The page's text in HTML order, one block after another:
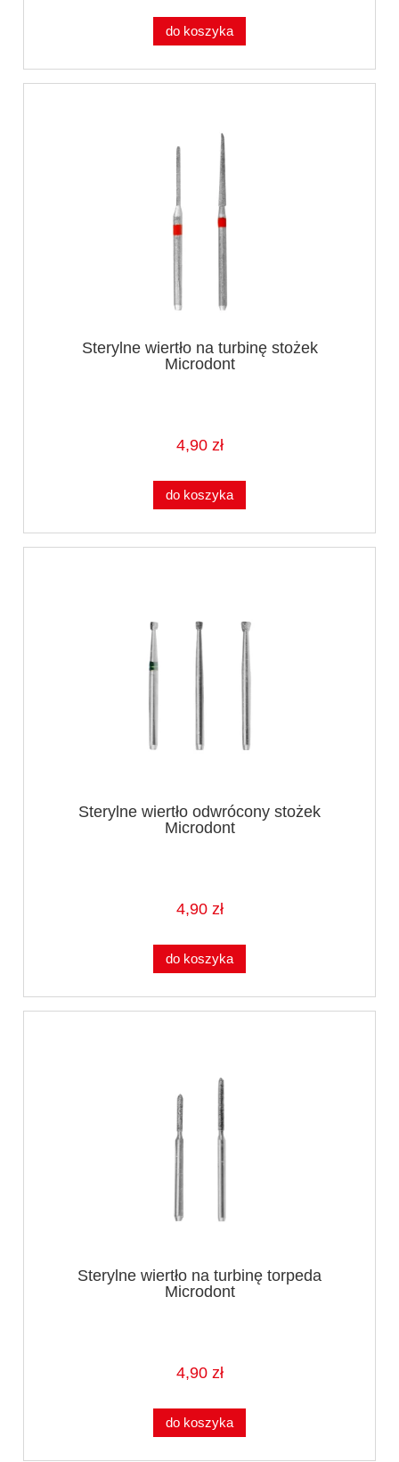
do koszyka
Sterylne wiertło na turbinę stożek
Microdont
4,90 zł
do koszyka
Sterylne wiertło odwrócony stożek
Microdont
4,90 zł
do koszyka
Sterylne wiertło na turbinę torpeda
Microdont
4,90 zł
do koszyka